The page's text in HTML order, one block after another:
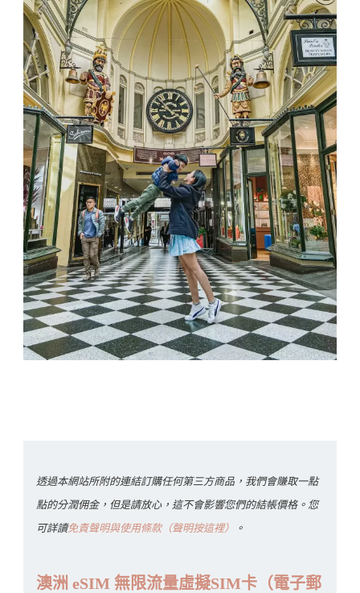
透過本網站所附的連結訂購任何第三方商品，我們會賺取一點
點的分潤佣金，但是請放心，這不會影響您們的結帳價格。您
可詳讀免責聲明與使用條款（聲明按這裡） 。
澳洲 eSIM 無限流量虛擬SIM卡（電子郵